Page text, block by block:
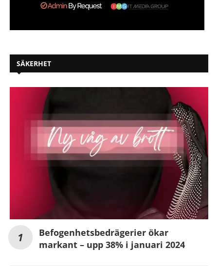
SÄKERHET
Befogenhetsbedrägerier ökar
markant – upp 38% i januari 2024